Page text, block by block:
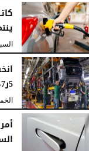
الأحد، 2 أغسطس 2026 06:17 مـ
السبت، 1
5ر7% خلال النصف الأول
الخميس،